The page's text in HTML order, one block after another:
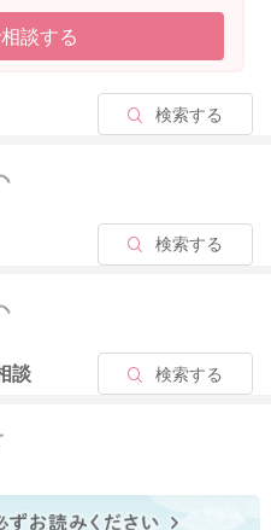
う少し運動したい気持ちがあ
るのも赤ちゃんの発達には大
すくなります。そのあとで
赤ちゃんのペースで舌を動か
、呼吸が荒くなることがあ
よく、しばらくして落ち着く
ｇ飲めているなら、母乳
ら、だんだん母乳の作られ方
す。
談する
検索する
る
検索する
る
談 検索する
る